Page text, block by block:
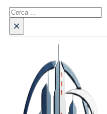
Cerca
×